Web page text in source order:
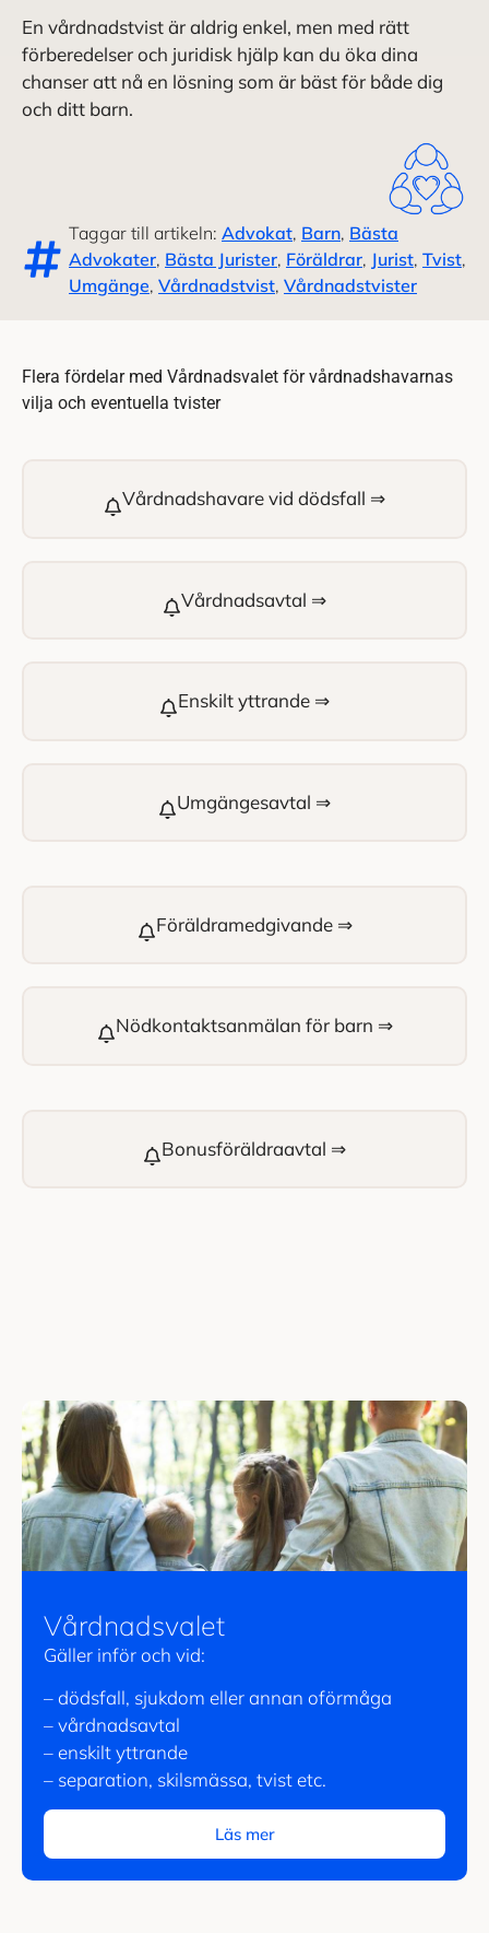
En vårdnadstvist är aldrig enkel, men med rätt
förberedelser och juridisk hjälp kan du öka dina
chanser att nå en lösning som är bäst för både dig
och ditt barn.
Taggar till artikeln: Advokat, Barn, Bästa
Advokater, Bästa Jurister, Föräldrar, Jurist, Tvist,
Umgänge, Vårdnadstvist, Vårdnadstvister
Flera fördelar med Vårdnadsvalet för vårdnadshavarnas
vilja och eventuella tvister
Vårdnadshavare vid dödsfall ⇒
Vårdnadsavtal ⇒
Enskilt yttrande ⇒
Umgängesavtal ⇒
Föräldramedgivande ⇒
Nödkontaktsanmälan för barn ⇒
Bonusföräldraavtal ⇒
Vårdnadsvalet
Gäller inför och vid:
– dödsfall, sjukdom eller annan oförmåga
– vårdnadsavtal
– enskilt yttrande
– separation, skilsmässa, tvist etc.
Läs mer